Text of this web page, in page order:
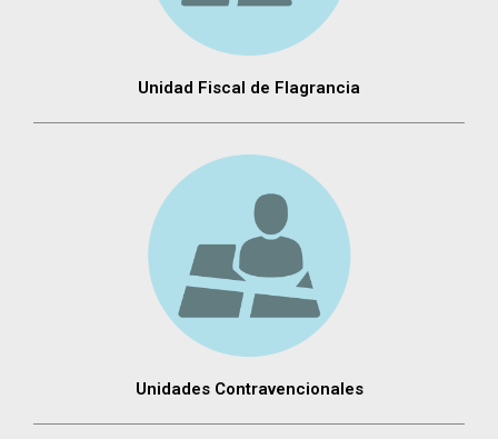
Unidad Fiscal de Flagrancia
Unidades Contravencionales